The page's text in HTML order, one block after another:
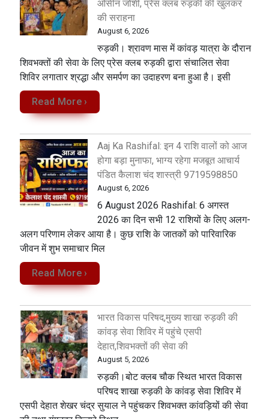
ओसीन जोशी, प्रेस क्लब रुड़की की खुलकर
की सराहना
August 6, 2026
रुड़की। श्रावण मास में कांवड़ यात्रा के दौरान
शिवभक्तों की सेवा के लिए प्रेस क्लब रुड़की द्वारा संचालित सेवा
शिविर लगातार श्रद्धा और समर्पण का उदाहरण बना हुआ है। इसी
Read More ›
Aaj Ka Rashifal: इन 4 राशि वालों को आज
होगा बड़ा मुनाफा, भाग्य रहेगा मजबूत आचार्य
पंडित कैलाश चंद शास्त्री 9719598850
August 6, 2026
6 August 2026 Rashifal: 6 अगस्त
2026 का दिन सभी 12 राशियों के लिए अलग-
अलग परिणाम लेकर आया है। कुछ राशि के जातकों को पारिवारिक
जीवन में शुभ समाचार मिल
Read More ›
भारत विकास परिषद,मुख्य शाखा रुड़की की
कांवड़ सेवा शिविर में पहुंचे एसपी
देहात,शिवभक्तों की सेवा की
August 5, 2026
रुड़की।बोट क्लब चौक स्थित भारत विकास
परिषद शाखा रुड़की के कांवड़ सेवा शिविर में
एसपी देहात शेखर चंद्र सुयाल ने पहुंचकर शिवभक्त कांवड़ियों की सेवा